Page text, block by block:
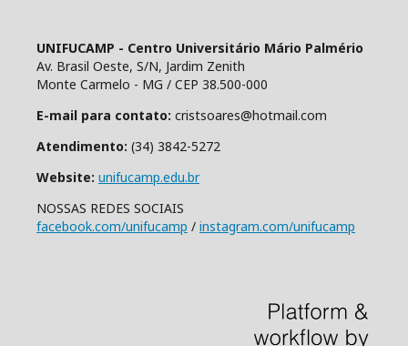
UNIFUCAMP - Centro Universitário Mário Palmério
Av. Brasil Oeste, S/N, Jardim Zenith
Monte Carmelo - MG / CEP 38.500-000
E-mail para contato: cristsoares@hotmail.com
Atendimento: (34) 3842-5272
Website: unifucamp.edu.br
NOSSAS REDES SOCIAIS
facebook.com/unifucamp / instagram.com/unifucamp